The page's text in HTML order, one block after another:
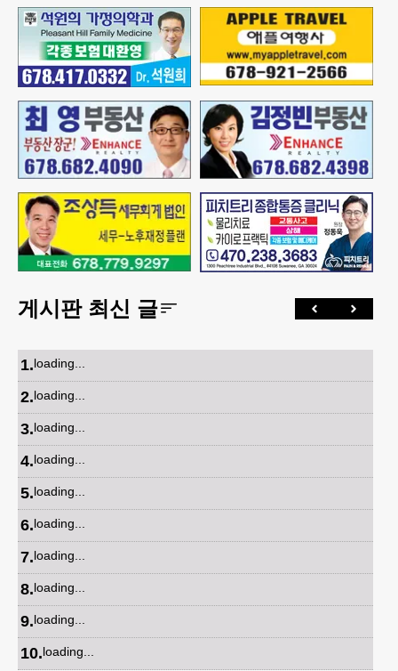
게시판 최신 글
1.loading...
2.loading...
3.loading...
4.loading...
5.loading...
6.loading...
7.loading...
8.loading...
9.loading...
10.loading...